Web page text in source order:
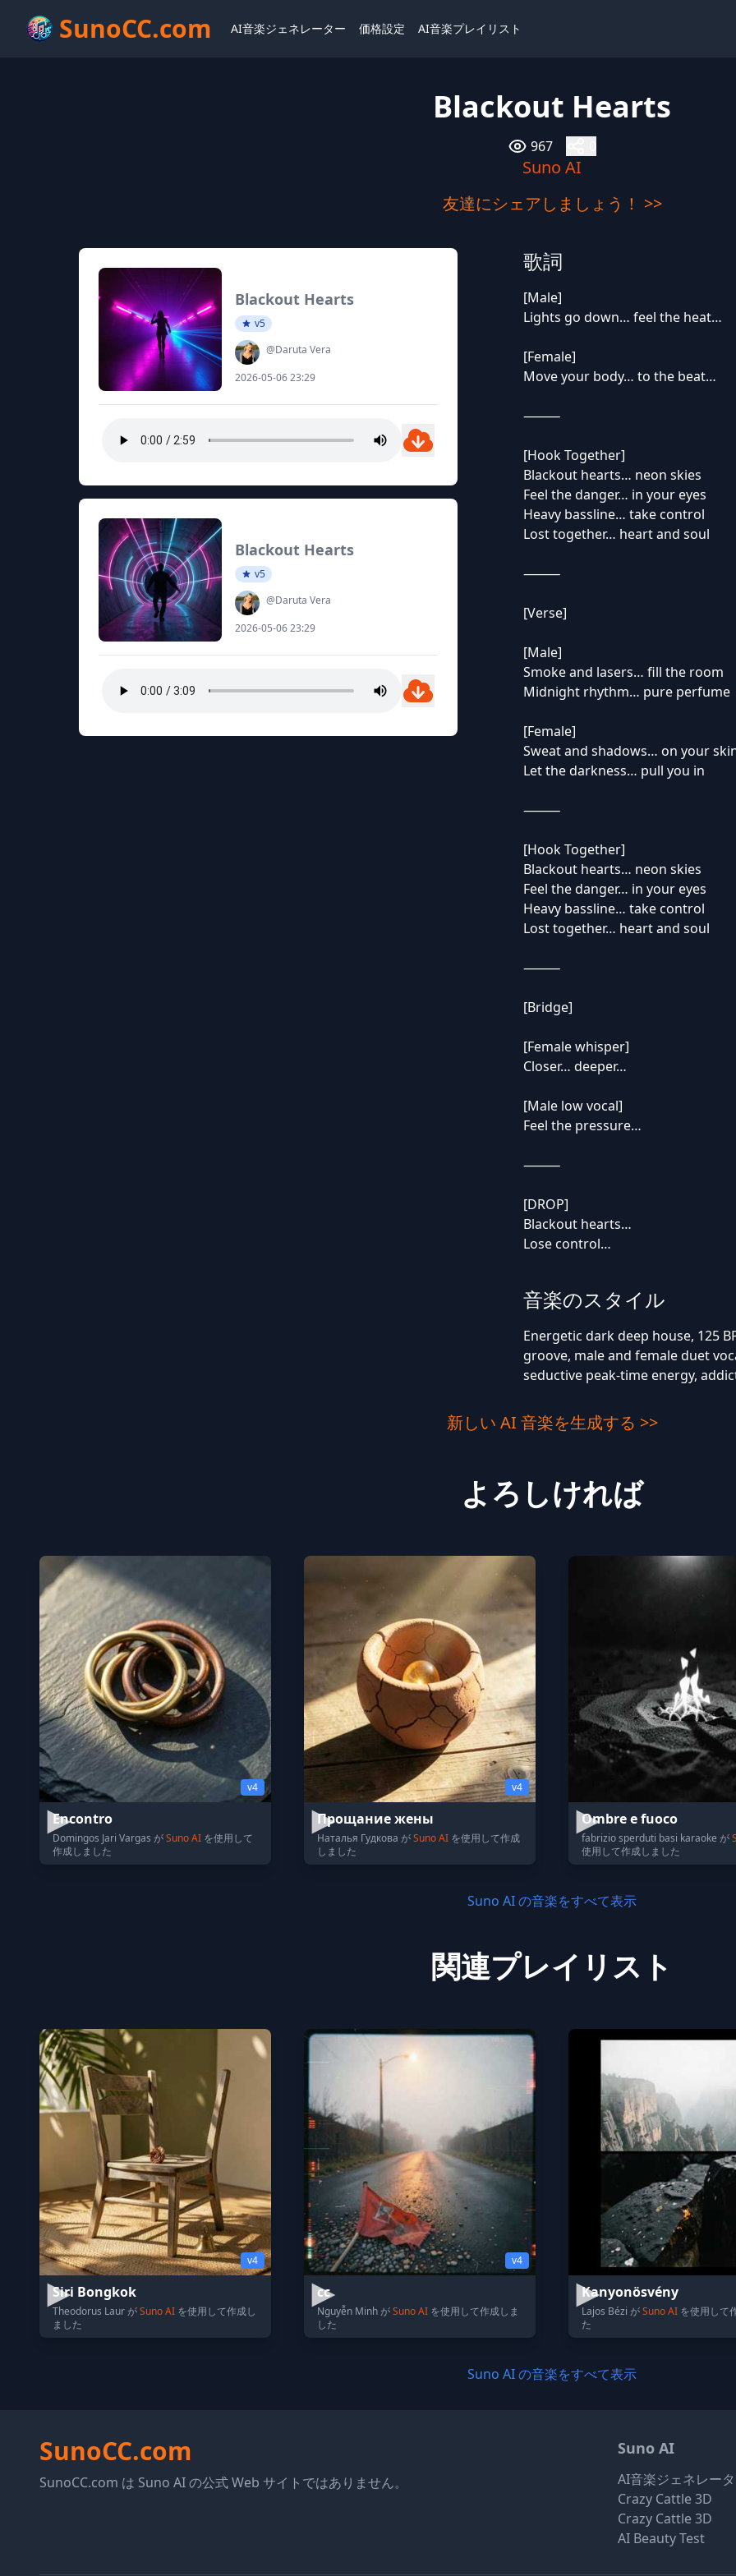
SunoCC.com AI音楽ジェネレーター 価格設定 AI音楽プレイリスト
Blackout Hearts
967
Suno AI
友達にシェアしましょう！ >>
Blackout Hearts
v5
@Daruta Vera
2026-05-06 23:29
Blackout Hearts
v5
@Daruta Vera
2026-05-06 23:29
歌詞
[Male]
Lights go down… feel the heat…
[Female]
Move your body… to the beat…
⸻
[Hook Together]
Blackout hearts… neon skies
Feel the danger… in your eyes
Heavy bassline… take control
Lost together… heart and soul
⸻
[Verse]
[Male]
Smoke and lasers… fill the room
Midnight rhythm… pure perfume
[Female]
Sweat and shadows… on your
Let the darkness… pull you in
⸻
[Hook Together]
Blackout hearts… neon skies
Feel the danger… in your eyes
Heavy bassline… take control
Lost together… heart and soul
⸻
[Bridge]
[Female whisper]
Closer… deeper…
[Male low vocal]
Feel the pressure…
⸻
[DROP]
Blackout hearts…
Lose control…
音楽のスタイル
Energetic dark deep house, 125
groove, male and female duet
seductive peak-time energy,
新しい AI 音楽を生成する >>
よろしければ
v4
Encontro
Domingos Jari Vargas がSuno AI を使用して
作成しました
v4
Прощание жены
Наталья Гудкова がSuno AI を使用して作成
しました
Ombre e fuoco
fabrizio sperduti basi karaoke が
使用して作成しました
Suno AI の音楽をすべて表示
関連プレイリスト
v4
Siri Bongkok
Theodorus Laur がSuno AI を使用して作成し
ました
v4
cc
Nguyễn Minh がSuno AI を使用して作成しま
した
Kanyonösvény
Lajos Bézi がSuno AI を使用して
た
Suno AI の音楽をすべて表示
SunoCC.com
SunoCC.com は Suno AI の公式 Web サイトではありません。
Suno AI
AI音楽ジェネレー
Crazy Cattle 3D
Crazy Cattle 3D
AI Beauty Test